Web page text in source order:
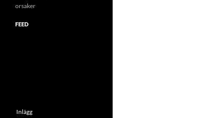
orsaker
FEED
Inlägg